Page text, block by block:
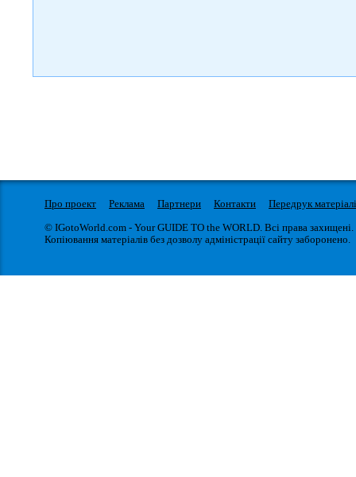
Про проект Реклама Партнери Контакти
Передрук
© IGotoWorld.com - Your GUIDE TO the WORLD. Всі права захищені.
Копіювання матеріалів без дозволу адміністрації сайту заборонено.